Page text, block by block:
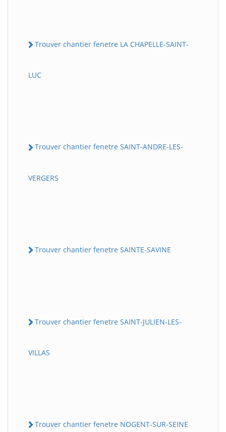
Trouver chantier fenetre LA CHAPELLE-SAINT-
LUC
Trouver chantier fenetre SAINT-ANDRE-LES-
VERGERS
Trouver chantier fenetre SAINTE-SAVINE
Trouver chantier fenetre SAINT-JULIEN-LES-
VILLAS
Trouver chantier fenetre NOGENT-SUR-SEINE